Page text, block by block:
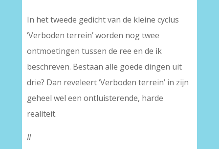
In het tweede gedicht van de kleine cyclus
‘Verboden terrein’ worden nog twee
ontmoetingen tussen de ree en de ik
beschreven. Bestaan alle goede dingen uit
drie? Dan reveleert ‘Verboden terrein’ in zijn
geheel wel een ontluisterende, harde
realiteit.
II